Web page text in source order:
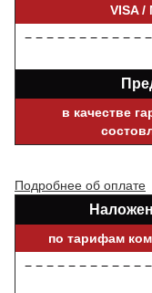
VISA /
− − − − − − − − − − −
в качестве
Подробнее об оплате
по тарифам
− − − − − − − − − − −